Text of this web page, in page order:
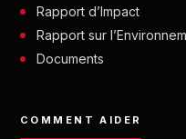
Rapport d’Impact
Rapport sur
Documents
COMMENT AIDER